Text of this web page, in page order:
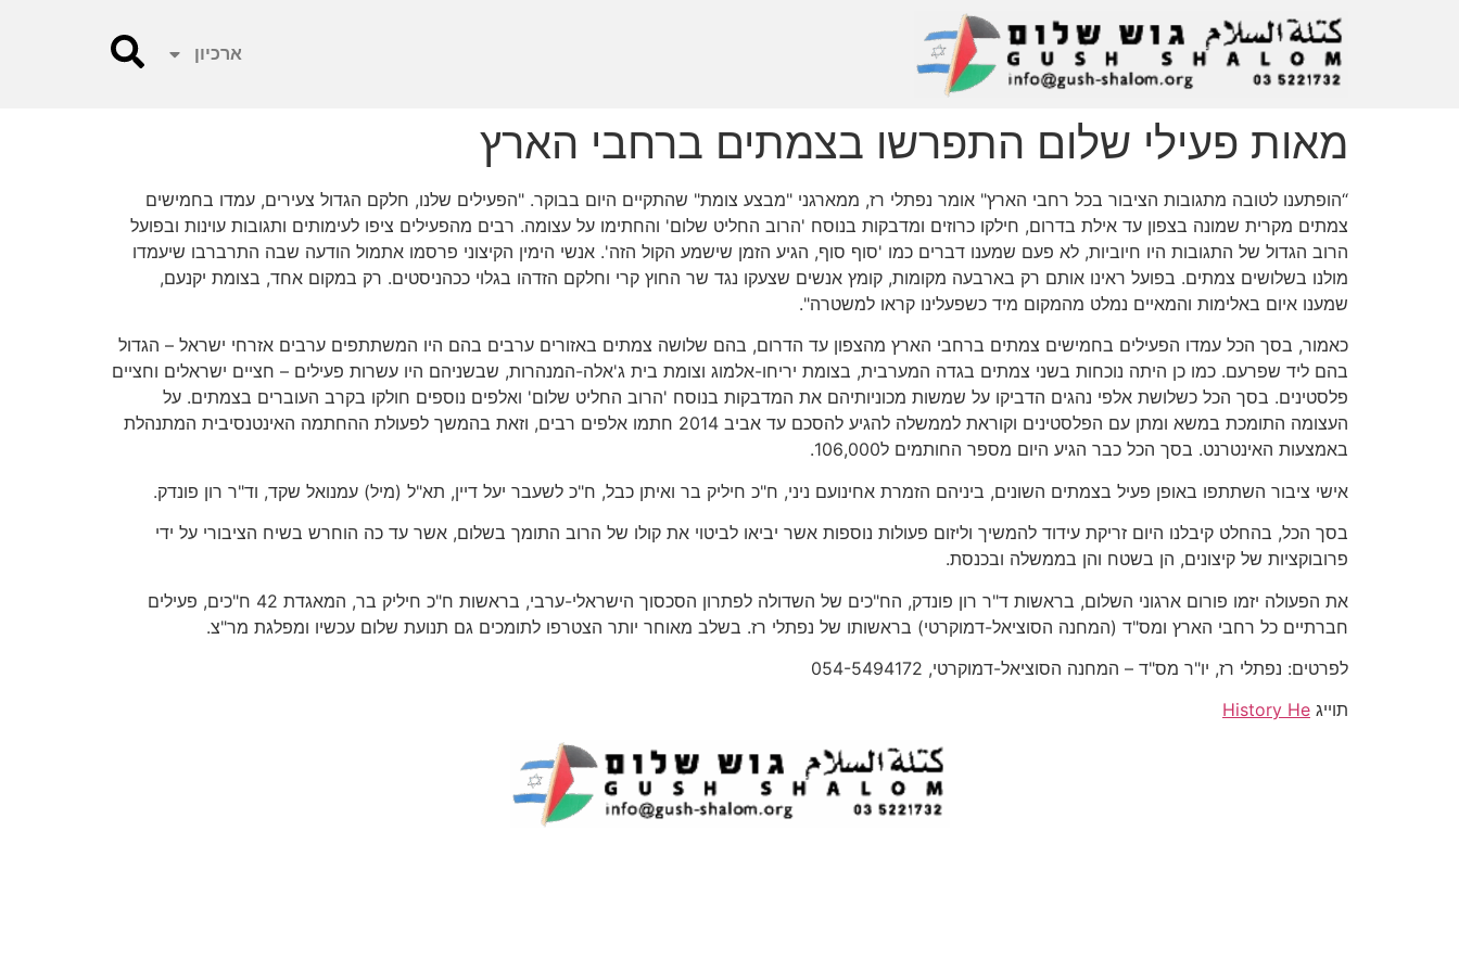
ארכיון
מאות פעילי שלום התפרשו בצמתים ברחבי הארץ
“הופתענו לטובה מתגובות הציבור בכל רחבי הארץ" אומר נפתלי רז, ממארגני "מבצע צומת" שהתקיים היום בבוקר. "הפעילים שלנו, חלקם הגדול צעירים, עמדו בחמישים
צמתים מקרית שמונה בצפון עד אילת בדרום, חילקו כרוזים ומדבקות בנוסח 'הרוב החליט שלום' והחתימו על עצומה. רבים מהפעילים ציפו לעימותים ותגובות עוינות ובפועל
הרוב הגדול של התגובות היו חיוביות, לא פעם שמענו דברים כמו 'סוף סוף, הגיע הזמן שישמע הקול הזה'. אנשי הימין הקיצוני פרסמו אתמול הודעה שבה התרברבו שיעמדו
מולנו בשלושים צמתים. בפועל ראינו אותם רק בארבעה מקומות, קומץ אנשים שצעקו נגד שר החוץ קרי וחלקם הזדהו בגלוי ככהניסטים. רק במקום אחד, בצומת יקנעם,
שמענו איום באלימות והמאיים נמלט מהמקום מיד כשפעלינו קראו למשטרה".
כאמור, בסך הכל עמדו הפעילים בחמישים צמתים ברחבי הארץ מהצפון עד הדרום, בהם שלושה צמתים באזורים ערבים בהם היו המשתתפים ערבים אזרחי ישראל – הגדול
בהם ליד שפרעם. כמו כן היתה נוכחות בשני צמתים בגדה המערבית, בצומת יריחו-אלמוג וצומת בית ג'אלה-המנהרות, שבשניהם היו עשרות פעילים – חציים ישראלים וחציים
פלסטינים. בסך הכל כשלושת אלפי נהגים הדביקו על שמשות מכוניותיהם את המדבקות בנוסח 'הרוב החליט שלום' ואלפים נוספים חולקו בקרב העוברים בצמתים. על
העצומה התומכת במשא ומתן עם הפלסטינים וקוראת לממשלה להגיע להסכם עד אביב 2014 חתמו אלפים רבים, וזאת בהמשך לפעולת ההחתמה האינטנסיבית המתנהלת
באמצעות האינטרנט. בסך הכל כבר הגיע היום מספר החותמים ל106,000.
אישי ציבור השתתפו באופן פעיל בצמתים השונים, ביניהם הזמרת אחינועם ניני, ח"כ חיליק בר ואיתן כבל, ח"כ לשעבר יעל דיין, תא"ל (מיל) עמנואל שקד, וד"ר רון פונדק.
בסך הכל, בהחלט קיבלנו היום זריקת עידוד להמשיך וליזום פעולות נוספות אשר יביאו לביטוי את קולו של הרוב התומך בשלום, אשר עד כה הוחרש בשיח הציבורי על ידי
פרובוקציות של קיצונים, הן בשטח והן בממשלה ובכנסת.
את הפעולה יזמו פורום ארגוני השלום, בראשות ד"ר רון פונדק, הח"כים של השדולה לפתרון הסכסוך הישראלי-ערבי, בראשות ח"כ חיליק בר, המאגדת 42 ח"כים, פעילים
חברתיים כל רחבי הארץ ומס"ד (המחנה הסוציאל-דמוקרטי) בראשותו של נפתלי רז. בשלב מאוחר יותר הצטרפו לתומכים גם תנועת שלום עכשיו ומפלגת מר"צ.
לפרטים: נפתלי רז, יו"ר מס"ד – המחנה הסוציאל-דמוקרטי, 054-5494172
תוייג History He